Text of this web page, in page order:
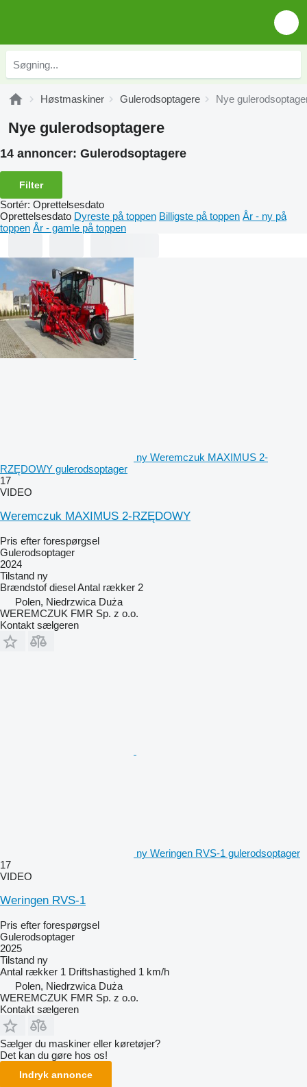
Høstmaskiner Gulerodsoptagere Nye
Nye gulerodsoptagere
14 annoncer: Gulerodsoptagere
Filter
Sortér: Oprettelsesdato
Oprettelsesdato Dyreste på toppen Billigste på toppen År - ny på
toppen År - gamle på toppen
ny Weremczuk MAXIMUS 2-
RZĘDOWY gulerodsoptager
17
VIDEO
Weremczuk MAXIMUS 2-RZĘDOWY
Pris efter forespørgsel
Gulerodsoptager
2024
Tilstand ny
Brændstof dieselAntal rækker 2
Polen, Niedrzwica Duża
WEREMCZUK FMR Sp. z o.o.
Kontakt sælgeren
ny Weringen RVS-1 gulerodsoptager
17
VIDEO
Weringen RVS-1
Pris efter forespørgsel
Gulerodsoptager
2025
Tilstand ny
Antal rækker 1 Driftshastighed 1 km/h
Polen, Niedrzwica Duża
WEREMCZUK FMR Sp. z o.o.
Kontakt sælgeren
Sælger du maskiner eller køretøjer?
Det kan du gøre hos os!
Indryk annonce